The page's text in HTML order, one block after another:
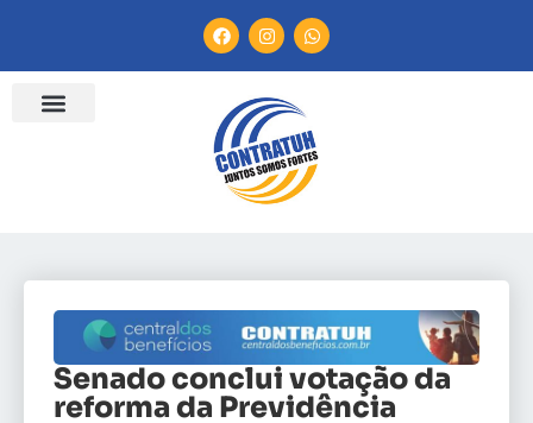
Senado conclui votação da
reforma da Previdência